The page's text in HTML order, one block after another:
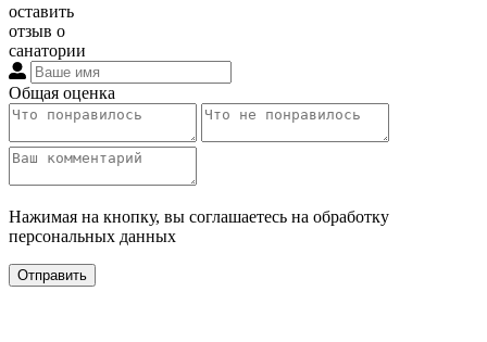
оставить
отзыв о
санатории
Общая оценка
Нажимая на кнопку, вы соглашаетесь на обработку
персональных данных
Отправить